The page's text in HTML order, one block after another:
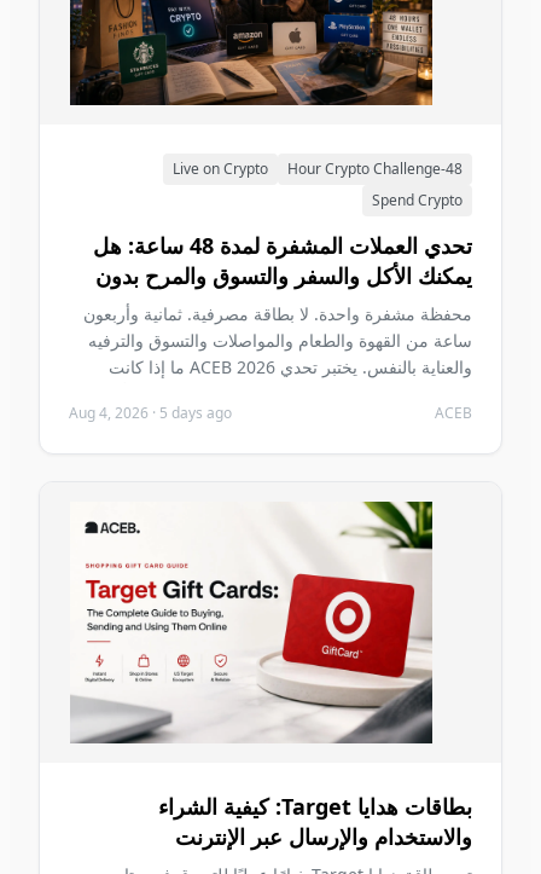
Live on Crypto
Spend Crypto
تحدي العملات المشفرة لمدة 48 ساعة: هل
يمكنك الأكل والسفر والتسوق والمرح بدون
بطاقة مصرفية في 2026؟
محفظة مشفرة واحدة. لا بطاقة مصرفية. ثمانية وأربعون
ساعة من القهوة والطعام والمواصلات والتسوق والترفيه
والعناية بالنفس. يختبر تحدي ACEB 2026 ما إذا كانت
المشكلة الأساسية في هذين اليومين.
ACEB
Aug 4, 2026·5 days ago
بطاقات هدايا Target: كيفية الشراء
والاستخدام والإرسال عبر الإنترنت